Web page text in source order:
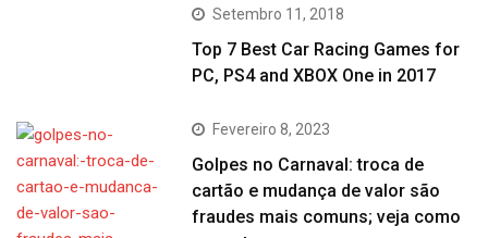
Setembro 11, 2018
Top 7 Best Car Racing Games for
PC, PS4 and XBOX One in 2017
Fevereiro 8, 2023
Golpes no Carnaval: troca de
cartão e mudança de valor são
fraudes mais comuns; veja como